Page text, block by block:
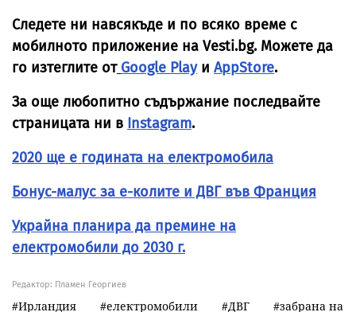
Следете ни навсякъде и по всяко време с
мобилното приложение на Vesti.bg. Можете да
го изтеглите от Google Playи AppStore.
За още любопитно съдържание последвайте
страницата ни в Instagram.
2020 ще е годината на електромобила
Бонус-малус за е-колите и ДВГ във Франция
Украйна планира да премине на
електромобили до 2030 г.
Редактор: Пламен Георгиев
Ирландия електромобили ДВГ забрана на